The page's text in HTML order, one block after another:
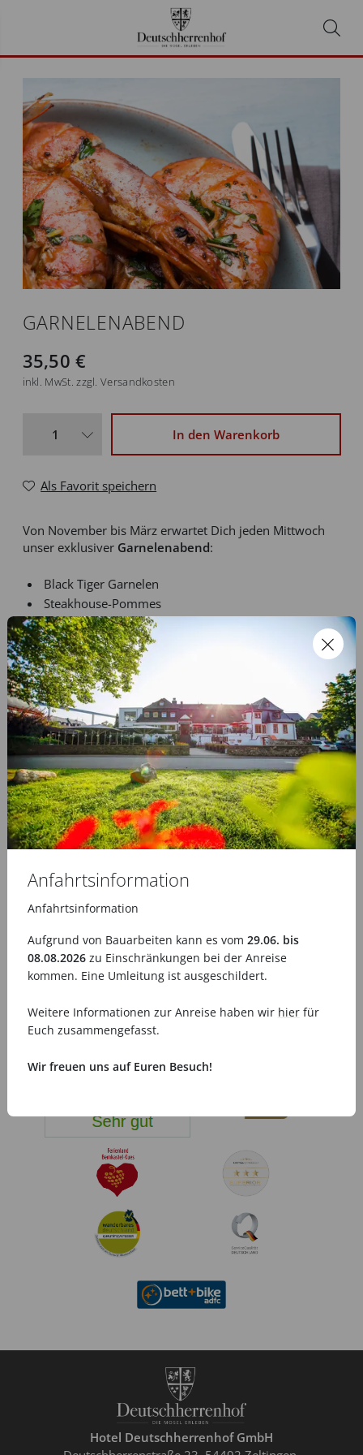
GARNELENABEND
35,50 €
inkl. MwSt. zzgl. Versandkosten
In den Warenkorb
Als Favorit speichern
Von November bis März erwartet Dich jeden Mittwoch
unser exklusiverGarnelenabend:
Black Tiger Garnelen
Steakhouse-Pommes
Kleiner Beilagen-Salat
Drei verschiedene Dips
Frisches "Wurzel-Baguette"
Der Gutschein gilt für eine Person für einen
Garnelenabend.
ÄHNLICHE PRODUKTE
Muschelabend
25,00 €
Hotel Deutschherrenhof GmbH
Anfahrtsinformation
Anfahrtsinformation
Aufgrund von Bauarbeiten kann es vom 29.06. bis
08.08.2026zu Einschränkungen bei der Anreise
kommen. Eine Umleitung ist ausgeschildert.
Weitere Informationen zur Anreise haben wir hierfür
Euch zusammengefasst.
Wir freuen uns auf Euren Besuch!